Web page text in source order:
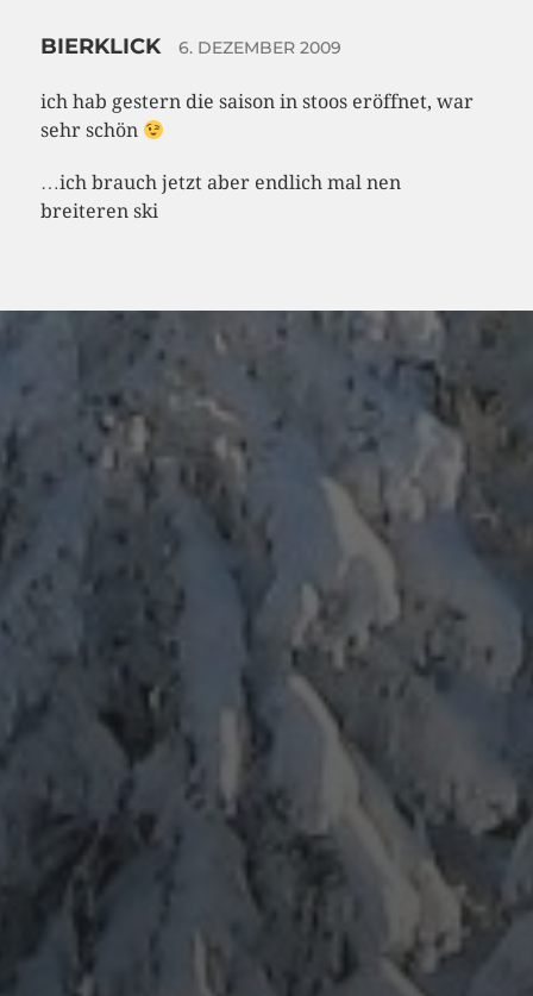
BIERKLICK 6. DEZEMBER 2009
ich hab gestern die saison in stoos eröffnet, war
sehr schön
…ich brauch jetzt aber endlich mal nen
breiteren ski